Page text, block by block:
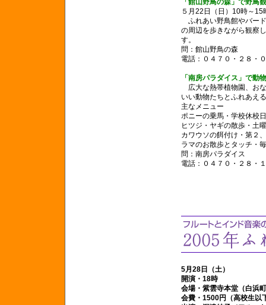
「館山野鳥の森」で野鳥
５月22日（日）10時～15
ふれあい野鳥館やバー
の周辺を歩きながら観察
す。
問：館山野鳥の森
電話：０４７０・２８・
「南房パラダイス」で動
広大な熱帯植物園、お
いい動物たちとふれあえ
主なメニュー
ポニーの乗馬・学校休校
ヒツジ・ヤギの散歩・土
カワウソの餌付け・第２
ラマのお散歩とタッチ・
問：南房パラダイス
電話：０４７０・２８・
5月28日（土）
開演・18時
会場・紫雲寺本堂（白浜
会費・1500円（高校生以